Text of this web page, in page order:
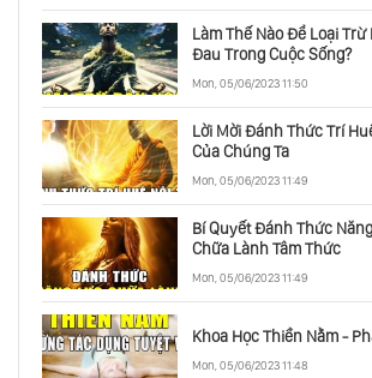
Làm Thế Nào Để Loại Trừ
Đau Trong Cuộc Sống?
Mon, 05/06/2023 11:50
Lời Mời Đánh Thức Trí
Của Chúng Ta
Mon, 05/06/2023 11:49
Bí Quyết Đánh Thức
Chữa Lành Tâm Thức
Mon, 05/06/2023 11:49
Khoa Học Thiền Nằm -
Mon, 05/06/2023 11:48